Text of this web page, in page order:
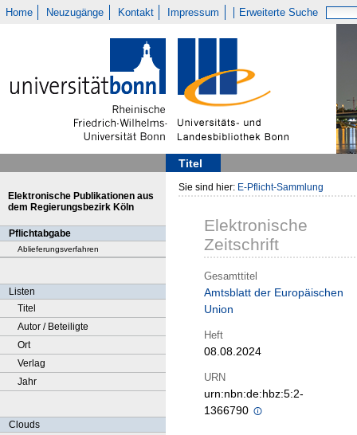
Home Neuzugänge Kontakt Impressum Erweiterte Suche
Titel
Elektronische Publikationen aus
dem Regierungsbezirk Köln
Pflichtabgabe
Ablieferungsverfahren
Listen
Titel
Autor / Beteiligte
Ort
Verlag
Jahr
Clouds
Sie sind hier: E-Pflicht-Sammlung
Elektronische
Zeitschrift
Gesamttitel
Amtsblatt der Europäischen
Union
Heft
08.08.2024
URN
urn:nbn:de:hbz:5:2-
1366790